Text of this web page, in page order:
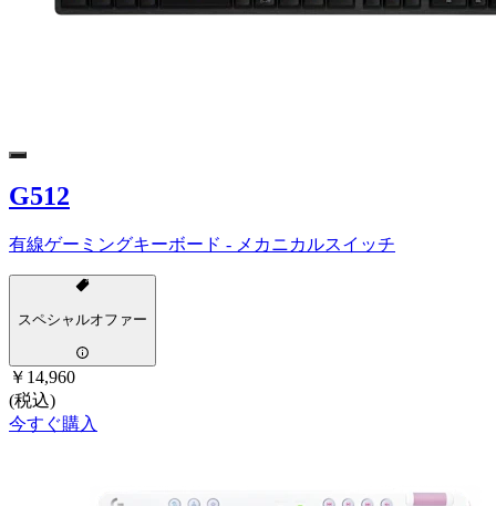
G512
有線ゲーミングキーボード - メカニカルスイッチ
スペシャルオファー
￥14,960
(税込)
今すぐ購入